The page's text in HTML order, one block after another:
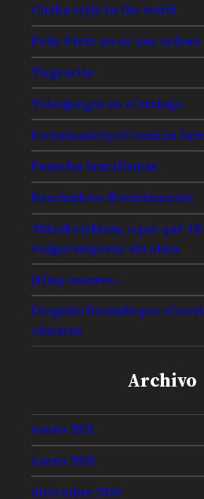
Chaka style in the world
Peña Nieto no es una señora
Virgencita
Videojuegos en el trabajo
Netzahualcóyotl versión
Panocha lanzallamas
Rascándose discretamente
#MaskotaMata, o por qué
vulgar empresa sin alma
(H)ay amores…
Droguito llorando por el
cámaras
Archivo
enero 2021
enero 2020
diciembre 2019